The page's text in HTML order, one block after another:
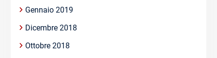
Gennaio 2019
Dicembre 2018
Ottobre 2018